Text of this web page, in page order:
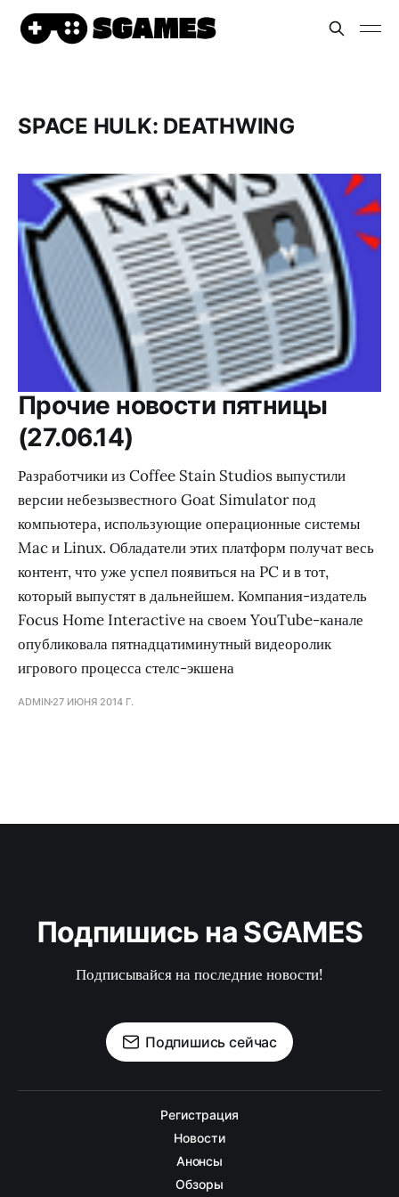
SPACE HULK: DEATHWING
Прочие новости пятницы
(27.06.14)
Разработчики из Coffee Stain Studios выпустили
версии небезызвестного Goat Simulator под
компьютера, использующие операционные системы
Mac и Linux. Обладатели этих платформ получат весь
контент, что уже успел появиться на PC и в тот,
который выпустят в дальнейшем. Компания-издатель
Focus Home Interactive на своем YouTube-канале
опубликовала пятнадцатиминутный видеоролик
игрового процесса стелс-экшена
ADMIN 27 ИЮНЯ 2014 Г.
Подпишись на SGAMES
Подписывайся на последние новости!
Подпишись сейчас
Регистрация
Новости
Анонсы
Обзоры